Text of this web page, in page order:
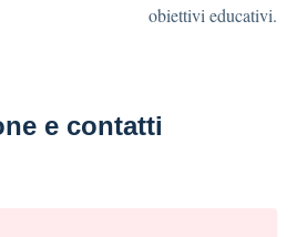
obiettivi educativi.
e contatti